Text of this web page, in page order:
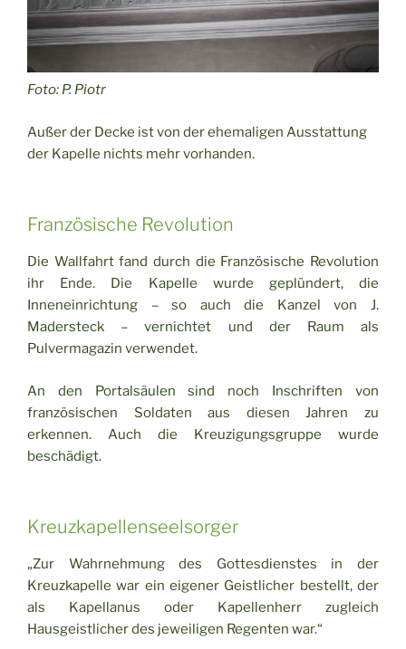
Foto: P. Piotr
Außer der Decke ist von der ehemaligen Ausstattung
der Kapelle nichts mehr vorhanden.
Französische Revolution
Die Wallfahrt fand durch die Französische Revolution
ihr Ende. Die Kapelle wurde geplündert, die
Inneneinrichtung – so auch die Kanzel von J.
Madersteck – vernichtet und der Raum als
Pulvermagazin verwendet.
An den Portalsäulen sind noch Inschriften von
französischen Soldaten aus diesen Jahren zu
erkennen. Auch die Kreuzigungsgruppe wurde
beschädigt.
Kreuzkapellenseelsorger
„Zur Wahrnehmung des Gottesdienstes in der
Kreuzkapelle war ein eigener Geistlicher bestellt, der
als Kapellanus oder Kapellenherr zugleich
Hausgeistlicher des jeweiligen Regenten war.“